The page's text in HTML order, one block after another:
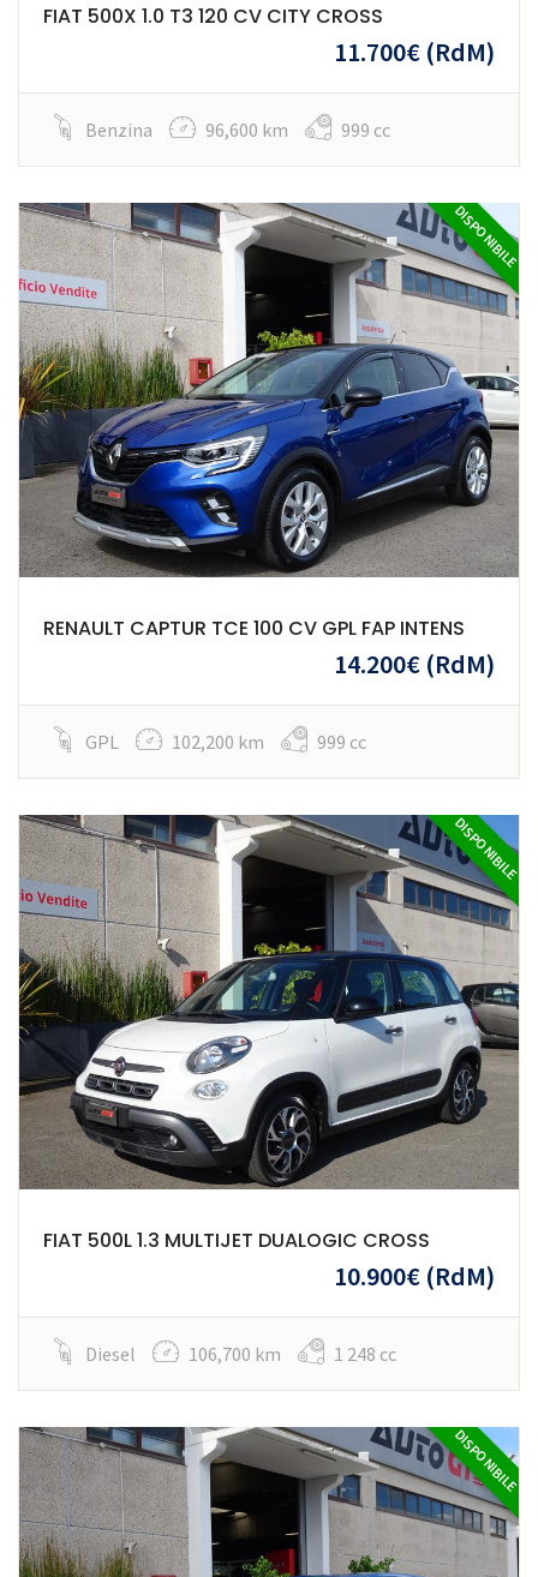
FIAT 500X 1.0 T3 120 CV CITY CROSS
11.700€ (RdM)
Benzina 96,600 km 999 cc
DISPONIBILE
RENAULT CAPTUR TCE 100 CV GPL FAP INTENS
14.200€ (RdM)
GPL 102,200 km 999 cc
DISPONIBILE
FIAT 500L 1.3 MULTIJET DUALOGIC CROSS
10.900€ (RdM)
Diesel 106,700 km 1 248 cc
DISPONIBILE